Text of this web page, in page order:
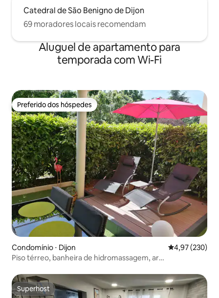
Catedral de São Benigno de Dijon
69 moradores locais recomendam
Aluguel de apartamento para
temporada com Wi-Fi
Preferido dos hóspedes
Preferido dos hóspedes
Condomínio ⋅ Dijon 4,97 de uma
4,97 (230)
Piso térreo, banheira de hidromassagem, ar
Superhost
Superhost